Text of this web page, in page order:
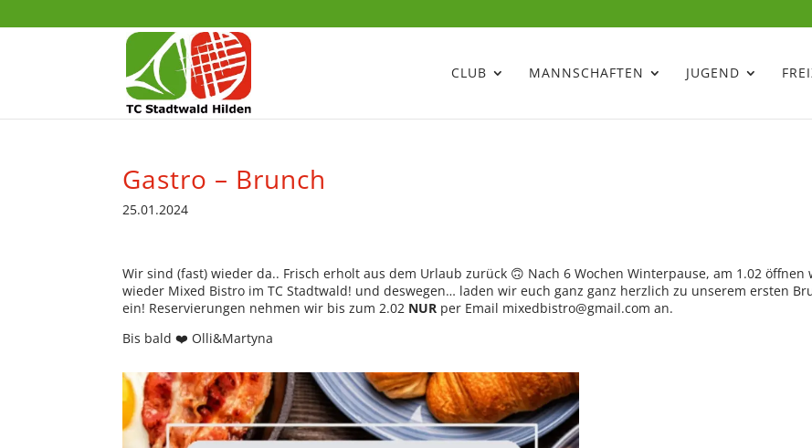
CLUB MANNSCHAFTEN JUGEND
Gastro – Brunch
25.01.2024
Wir sind (fast) wieder da.. Frisch erholt aus dem Urlaub zurück 🙃 Nach 6 Wochen Winterpause, am 1.02 öffnen
wieder Mixed Bistro im TC Stadtwald! und deswegen… laden wir euch ganz ganz herzlich zu unserem ersten
ein! Reservierungen nehmen wir bis zum 2.02 NUR per Email mixedbistro@gmail.com an.
Bis bald ❤️ Olli&Martyna